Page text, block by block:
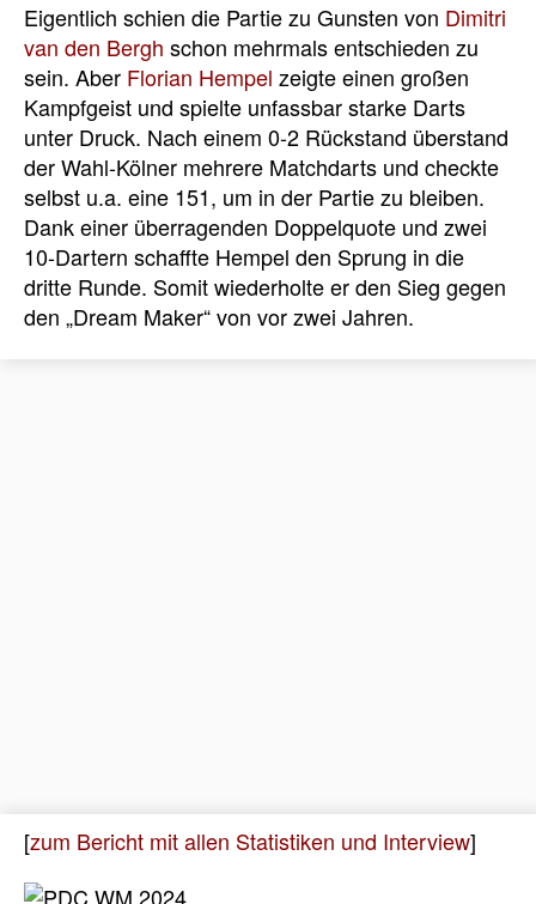
Eigentlich schien die Partie zu Gunsten von Dimitri
van den Bergh schon mehrmals entschieden zu
sein. Aber Florian Hempel zeigte einen großen
Kampfgeist und spielte unfassbar starke Darts
unter Druck. Nach einem 0-2 Rückstand überstand
der Wahl-Kölner mehrere Matchdarts und checkte
selbst u.a. eine 151, um in der Partie zu bleiben.
Dank einer überragenden Doppelquote und zwei
10-Dartern schaffte Hempel den Sprung in die
dritte Runde. Somit wiederholte er den Sieg gegen
den „Dream Maker“ von vor zwei Jahren.
[zum Bericht mit allen Statistiken und Interview]